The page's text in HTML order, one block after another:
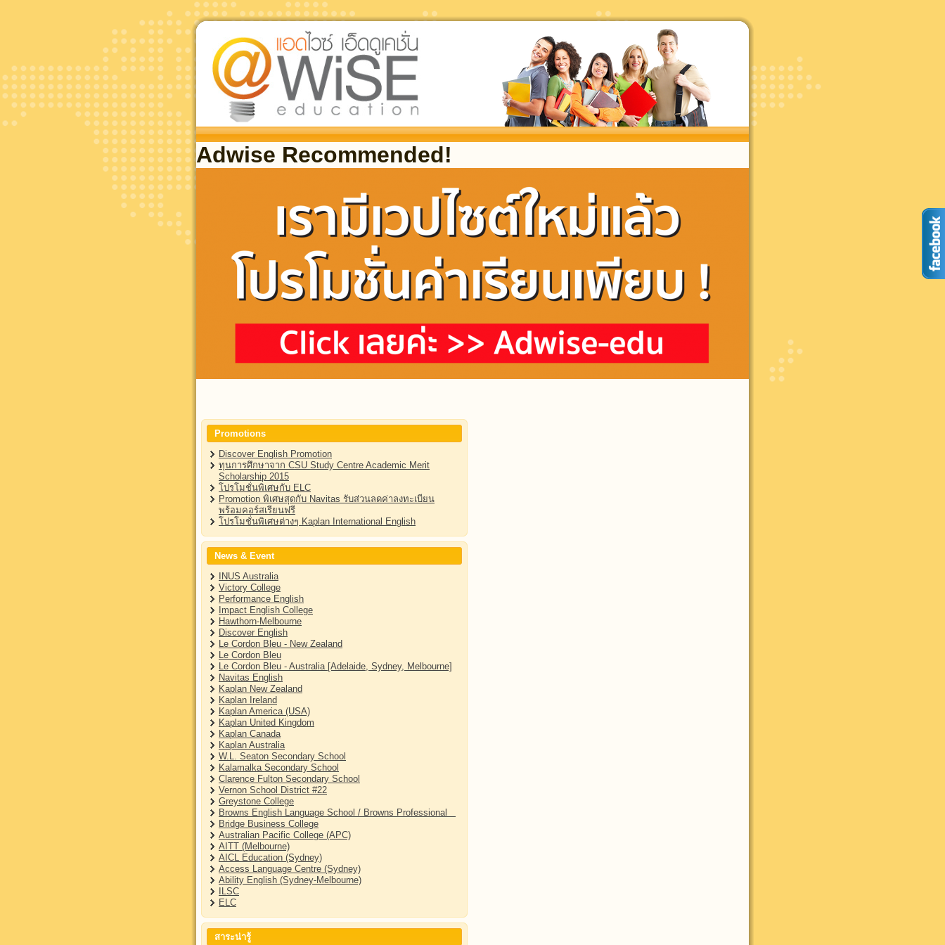
Adwise Recommended!
Promotions
Discover English Promotion
ทุนการศึกษาจาก CSU Study Centre Academic Merit
Scholarship 2015
โปรโมชั่นพิเศษกับ ELC
Promotion พิเศษสุดกับ Navitas รับส่วนลดค่าลงทะเบียน
พร้อมคอร์สเรียนฟรี
โปรโมชั่นพิเศษต่างๆ Kaplan International English
News & Event
INUS Australia
Victory College
Performance English
Impact English College
Hawthorn-Melbourne
Discover English
Le Cordon Bleu - New Zealand
Le Cordon Bleu
Le Cordon Bleu - Australia [Adelaide, Sydney, Melbourne]
Navitas English
Kaplan New Zealand
Kaplan Ireland
Kaplan America (USA)
Kaplan United Kingdom
Kaplan Canada
Kaplan Australia
W.L. Seaton Secondary School
Kalamalka Secondary School
Clarence Fulton Secondary School
Vernon School District #22
Greystone College
Browns English Language School / Browns Professional
Bridge Business College
Australian Pacific College (APC)
AITT (Melbourne)
AICL Education (Sydney)
Access Language Centre (Sydney)
Ability English (Sydney-Melbourne)
ILSC
ELC
สาระน่ารู้